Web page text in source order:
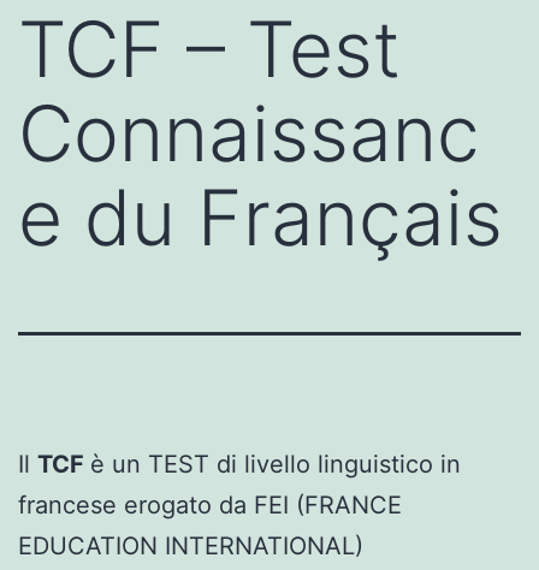
TCF – Test
Connaissanc
e du Français
Il TCF è un TEST di livello linguistico in
francese erogato da FEI (FRANCE
EDUCATION INTERNATIONAL)